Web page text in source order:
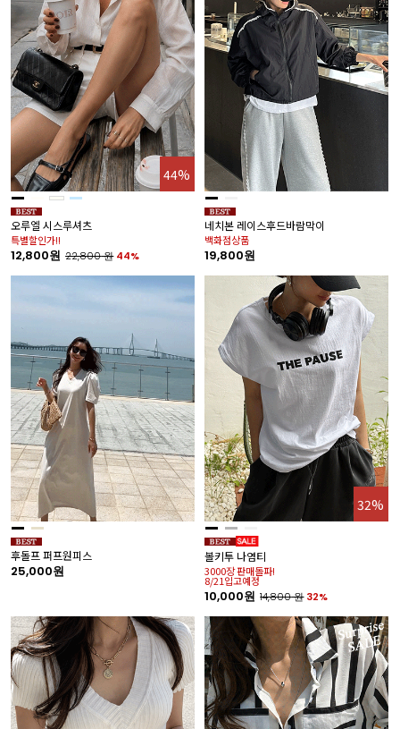
44%
오루엘 시스루셔츠
특별할인가!!
12,800원 22,800원 44%
네치본 레이스후드바람막이
백화점상품
19,800원
후돌프 퍼프원피스
25,000원
32%
볼키투 나염티
3000장 판매돌파!
8/21입고예정
10,000원 14,800원 32%